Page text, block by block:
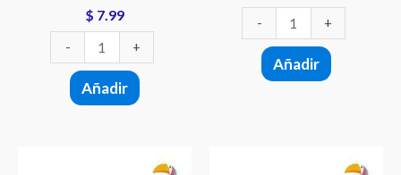
$ 7.99
- +
Añadir
- +
Añadir